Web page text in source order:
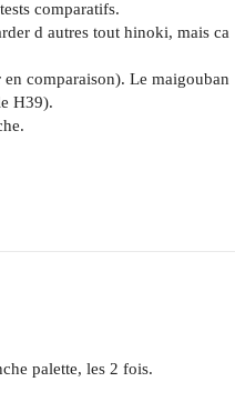
comparatifs.
d autres tout hinoki, mais ca
comparaison). Le maigouban
H39).
palette, les 2 fois.